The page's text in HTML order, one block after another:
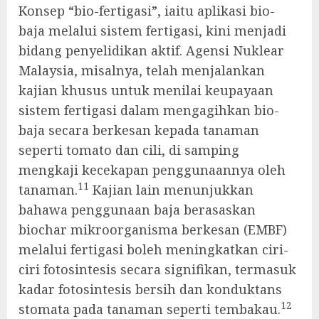
Konsep “bio-fertigasi”, iaitu aplikasi bio-
baja melalui sistem fertigasi, kini menjadi
bidang penyelidikan aktif. Agensi Nuklear
Malaysia, misalnya, telah menjalankan
kajian khusus untuk menilai keupayaan
sistem fertigasi dalam mengagihkan bio-
baja secara berkesan kepada tanaman
seperti tomato dan cili, di samping
mengkaji kecekapan penggunaannya oleh
tanaman.11 Kajian lain menunjukkan
bahawa penggunaan baja berasaskan
biochar mikroorganisma berkesan (EMBF)
melalui fertigasi boleh meningkatkan ciri-
ciri fotosintesis secara signifikan, termasuk
kadar fotosintesis bersih dan konduktans
stomata pada tanaman seperti tembakau.12